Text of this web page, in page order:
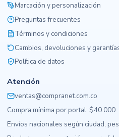
Marcación y personalización
Preguntas frecuentes
Términos y condiciones
Cambios, devoluciones y
Política de datos
Atención
ventas@compranet.com.co
Compra mínima por portal: $40.000.
Envíos nacionales según ciudad,